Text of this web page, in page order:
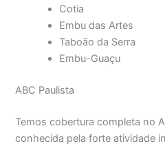
Cotia
Embu das Artes
Taboão da Serra
Embu-Guaçu
ABC Paulista
Temos cobertura completa no
conhecida pela forte atividade